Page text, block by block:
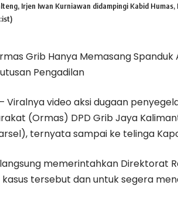
Irjen Iwan Kurniawan didampingi Kabid
Grib Hanya Memasang
Pengadilan
– Viralnya video aksi dugaan
(Ormas) DPD Grib Jaya
ternyata sampai ke telinga
memerintahkan Direktorat
tersebut dan untuk segera